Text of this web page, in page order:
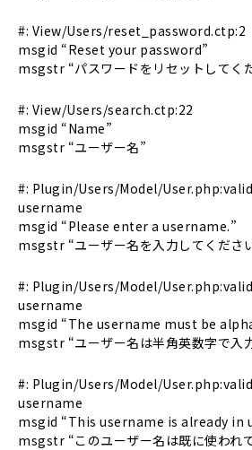
#: View/Users/reset_password.ctp:2
msgid “Reset your password”
msgstr “パスワードをリセットしてく
#: View/Users/search.ctp:22
msgid “Name”
msgstr “ユーザー名”
#: Plugin/Users/Model/
username
msgid “Please enter a username.”
msgstr “ユーザー名を入力してくださ
#: Plugin/Users/Model/
username
msgid “The username must be
msgstr “ユーザー名は半角英数字で入
#: Plugin/Users/Model/
username
msgid “This username is already in
msgstr “このユーザー名は既に使われ